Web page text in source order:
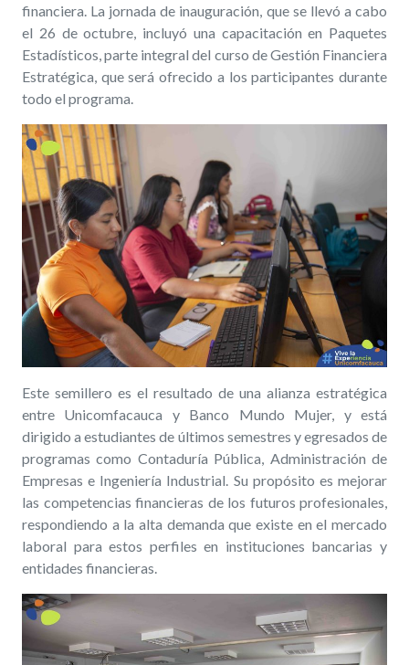
financiera. La jornada de inauguración, que se llevó a cabo
el 26 de octubre, incluyó una capacitación en Paquetes
Estadísticos, parte integral del curso de Gestión Financiera
Estratégica, que será ofrecido a los participantes durante
todo el programa.
Este semillero es el resultado de una alianza estratégica
entre Unicomfacauca y Banco Mundo Mujer, y está
dirigido a estudiantes de últimos semestres y egresados de
programas como Contaduría Pública, Administración de
Empresas e Ingeniería Industrial. Su propósito es mejorar
las competencias financieras de los futuros profesionales,
respondiendo a la alta demanda que existe en el mercado
laboral para estos perfiles en instituciones bancarias y
entidades financieras.